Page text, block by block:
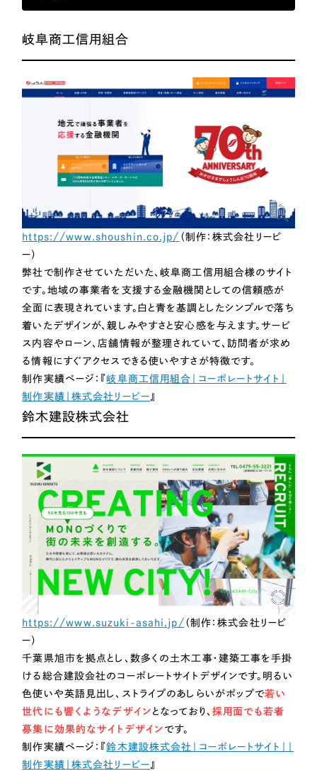
岐阜商工信用組合
https://www.shoushin.co.jp/ （制作：株式会社リーピ
ー）
弊社で制作させていただいた、岐阜商工信用組合様のサイト
です。地域の事業者を支援する金融機関としての信頼感が
全面に表現されています。白と青を基調としたシンプルで落ち
着いたデザインが、親しみやすさと安心感を与えます。サービ
ス内容やローン、店舗情報が整理されていて、訪問者が求め
る情報にすぐアクセスできる使いやすさが特徴です。
制作実績ページ：『岐阜商工信用組合｜コーポレートサイト｜
制作実績｜株式会社リーピー 』
鈴木建設株式会社
https://www.suzuki-asahi.jp/ （制作：株式会社リーピ
ー）
千葉県旭市を拠点とし、数多くの土木工事・建築工事を手掛
ける総合建設会社のコーポレートサイトデザインです。明るい
色使いや英語見出し、ストライプのあしらいがポップで若い
世代にも響くようなデザイン となっており、 採用面でも若者
募集に効果的なサイトデザイン です。
制作実績ページ：『鈴木建設株式会社｜コーポレートサイト｜｜
制作実績｜株式会社リーピー』